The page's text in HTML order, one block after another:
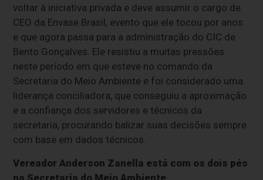
voltar à iniciativa privada e deve assumir o cargo de
CEO da Envase Brasil, evento que ele tocou por anos
e que agora passa para a administração do CIC de
Bento Gonçalves. Ele resistiu a muitas pressões
neste período em que esteve no comando da
Secretaria do Meio Ambiente e foi considerado uma
liderança conciliadora, que conseguiu a aproximação
e a confiança dos servidores e técnicos da
secretaria, procurando balizar suas decisões sempre
com base em dados técnicos.
Vereador Anderson Zanella está com os dois pés